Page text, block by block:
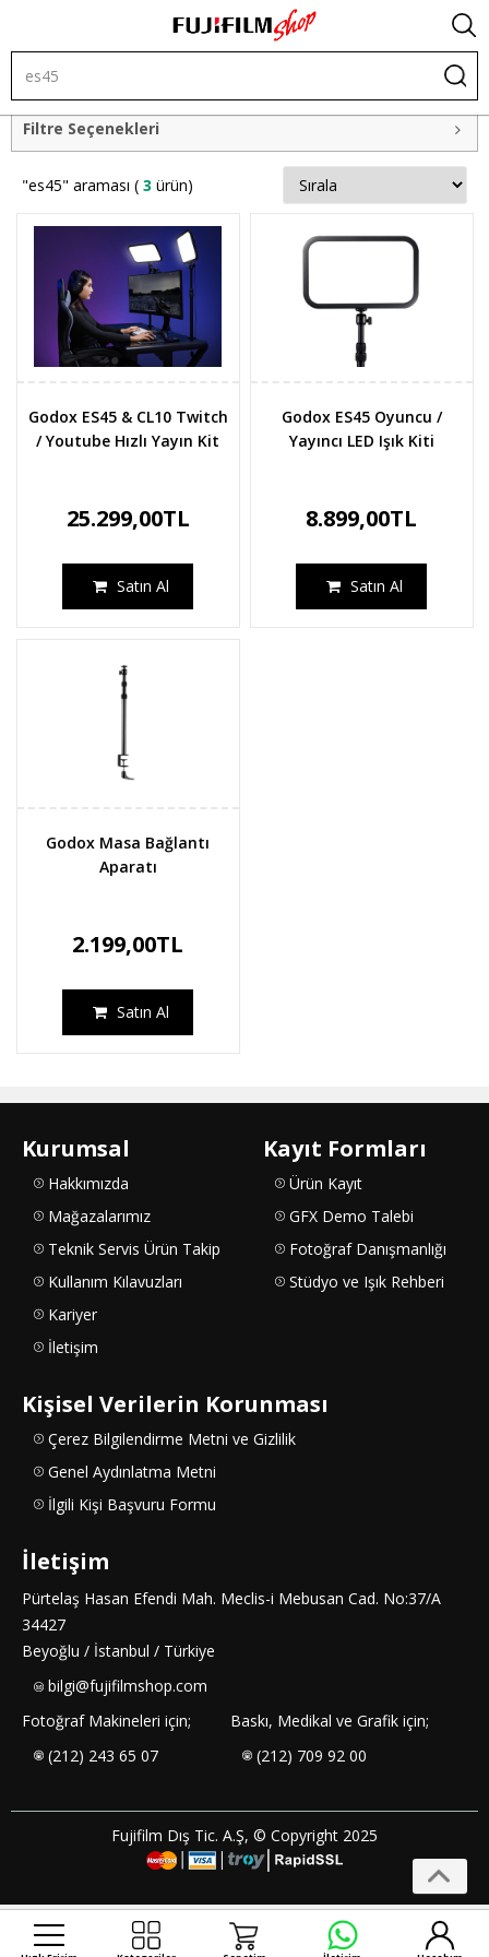
Filtre Seçenekleri
"es45" araması ( 3 ürün)
Godox ES45 & CL10 Twitch
/ Youtube Hızlı Yayın Kit
25.299,00TL
Satın Al
Godox ES45 Oyuncu /
Yayıncı LED Işık Kiti
8.899,00TL
Satın Al
Godox Masa Bağlantı
Aparatı
2.199,00TL
Satın Al
Kurumsal
Hakkımızda
Mağazalarımız
Teknik Servis Ürün Takip
Kullanım Kılavuzları
Kariyer
İletişim
Kayıt Formları
Ürün Kayıt
GFX Demo Talebi
Fotoğraf Danışmanlığı
Stüdyo ve Işık Rehberi
Kişisel Verilerin Korunması
Çerez Bilgilendirme Metni ve Gizlilik
Genel Aydınlatma Metni
İlgili Kişi Başvuru Formu
İletişim
Pürtelaş Hasan Efendi Mah. Meclis-i Mebusan Cad. No:37/A
34427
Beyoğlu / İstanbul / Türkiye
bilgi@fujifilmshop.com
Fotoğraf Makineleri için;
(212) 243 65 07
Baskı, Medikal ve Grafik için;
(212) 709 92 00
Fujifilm Dış Tic. A.Ş, © Copyright 2025